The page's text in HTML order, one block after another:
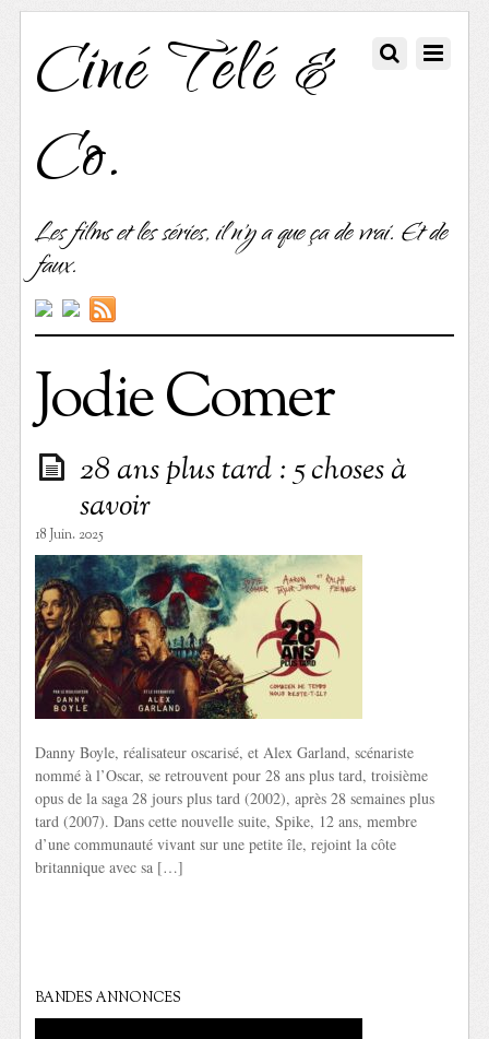
Ciné Télé &
Co.
Les films et les séries, il n'y a que ça de vrai. Et de
faux.
Jodie Comer
28 ans plus tard : 5 choses à
savoir
18 Juin. 2025
Danny Boyle, réalisateur oscarisé, et Alex Garland, scénariste
nommé à l’Oscar, se retrouvent pour 28 ans plus tard, troisième
opus de la saga 28 jours plus tard (2002), après 28 semaines plus
tard (2007). Dans cette nouvelle suite, Spike, 12 ans, membre
d’une communauté vivant sur une petite île, rejoint la côte
britannique avec sa […]
BANDES ANNONCES